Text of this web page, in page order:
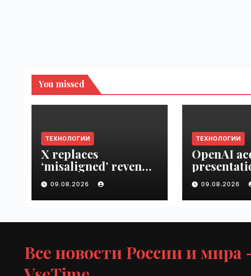
You missed
ТЕХНОЛОГИИ
X replaces
‘misaligned’ revenue
sharing program
with Original
Content Rewards |
09.08.2026
ТЕХНОЛОГИИ
OpenAI
NextSlide |
09.08.2026
Все новости России и мира